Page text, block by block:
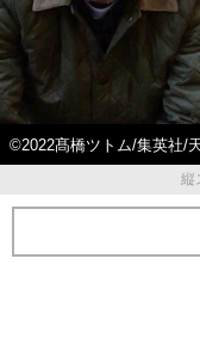
©2022髙橋ツトム/集英社/
縦